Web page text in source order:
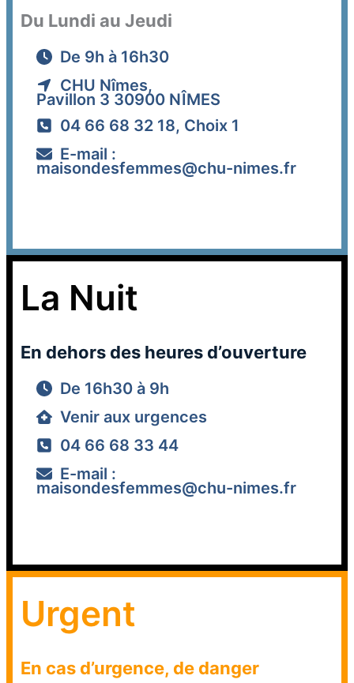
Du Lundi au Jeudi
De 9h à 16h30
CHU Nîmes,
Pavillon 3 30900 NÎMES
04 66 68 32 18, Choix 1
E-mail :
maisondesfemmes@chu-nimes.fr
La Nuit
En dehors des heures d’ouverture
De 16h30 à 9h
Venir aux urgences
04 66 68 33 44
E-mail :
maisondesfemmes@chu-nimes.fr
Urgent
En cas d’urgence, de danger